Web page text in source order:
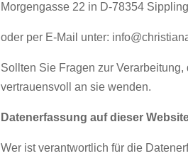
Morgengasse 22 in D-78354
oder per E-Mail unter:
Sollten Sie Fragen zur
vertrauensvoll an sie wenden.
Datenerfassung auf dieser
Wer ist verantwortlich für die